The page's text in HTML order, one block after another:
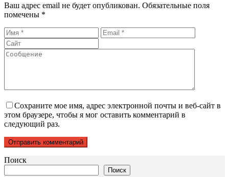
Ваш адрес email не будет опубликован. Обязательные поля
помечены *
Сохраните мое имя, адрес электронной почты и веб-сайт в
этом браузере, чтобы я мог оставить комментарий в
следующий раз.
Поиск
Поиск